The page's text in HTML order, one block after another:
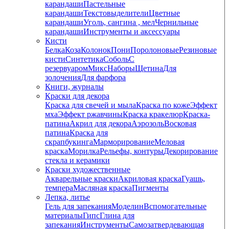
карандашиПастельные
карандашиТекстовыделителиЦветные
карандашиУголь, сангина , мелЧернильные
карандашиИнструменты и аксессуары
Кисти
БелкаКозаКолонокПониПоролоновыеРезиновые
кистиСинтетикаСобольС
резервуаромМиксНаборыЩетинаДля
золоченияДля фарфора
Книги, журналы
Краски для декора
Краска для свечей и мылаКраска по кожеЭффект
мхаЭффект ржавчиныКраска кракелюрКраска-
патинаАкрил для декораАэрозольВосковая
патинаКраска для
скрапбукингаМарморированиеМеловая
краскаМорилкаРельефы, контурыДекорирование
стекла и керамики
Краски художественные
Акварельные краскиАкриловая краскаГуашь,
темпераМасляная краскаПигменты
Лепка, литье
Гель для запеканияМоделинВспомогательные
материалыГипсГлина для
запеканияИнструментыСамозатвердевающая